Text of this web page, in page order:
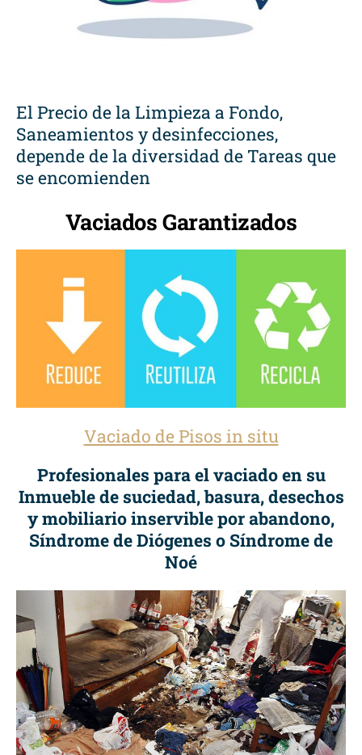
El Precio de la Limpieza a Fondo,
Saneamientos y desinfecciones,
depende de la diversidad de Tareas que
se encomienden
Vaciados Garantizados
Vaciado de Pisos in situ
Profesionales para el vaciado en su
Inmueble de suciedad, basura, desechos
y mobiliario inservible por abandono,
Síndrome de Diógenes o Síndrome de
Noé